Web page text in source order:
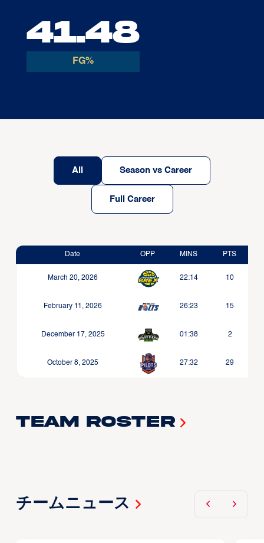
41.48
FG%
All Season vs Career
Full Career
Date OPP MINS PTS
March 20, 2026 22:14 10
February 11, 2026 26:23 15
December 17, 2025 01:38 2
October 8, 2025 27:32 29
Team Roster
チームニュース